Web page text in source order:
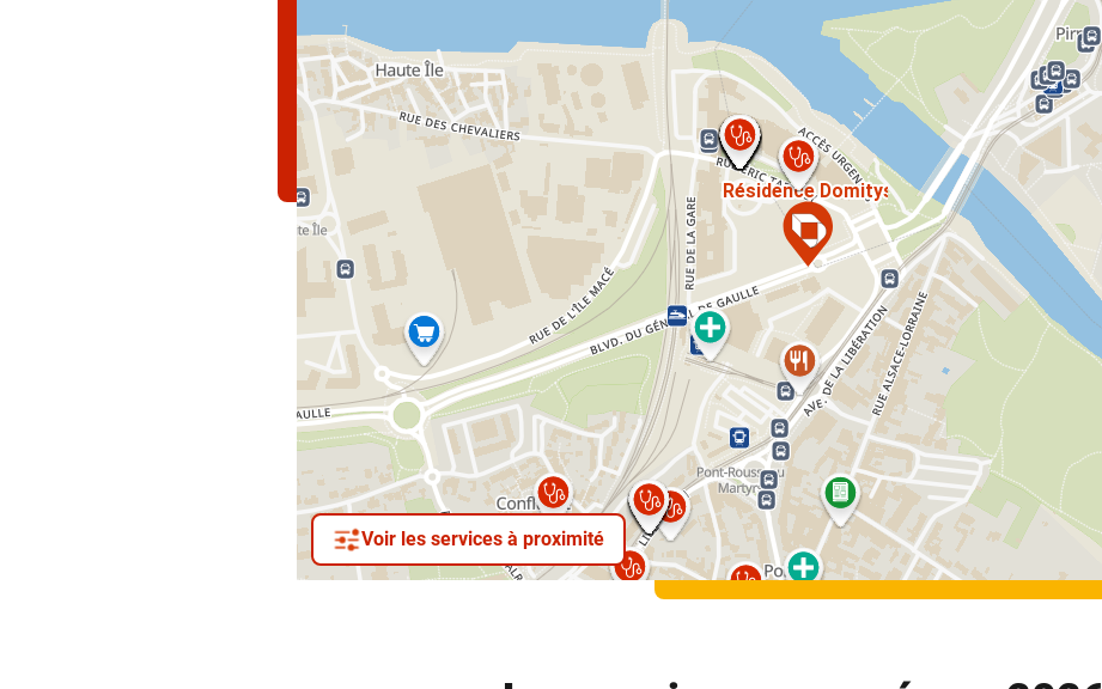
Voir les services à proximité